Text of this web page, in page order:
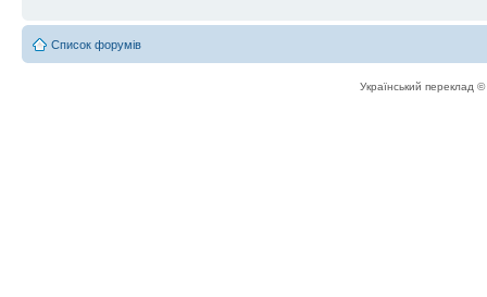
Список форумів
Український переклад